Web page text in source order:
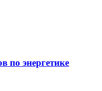
по энергетике